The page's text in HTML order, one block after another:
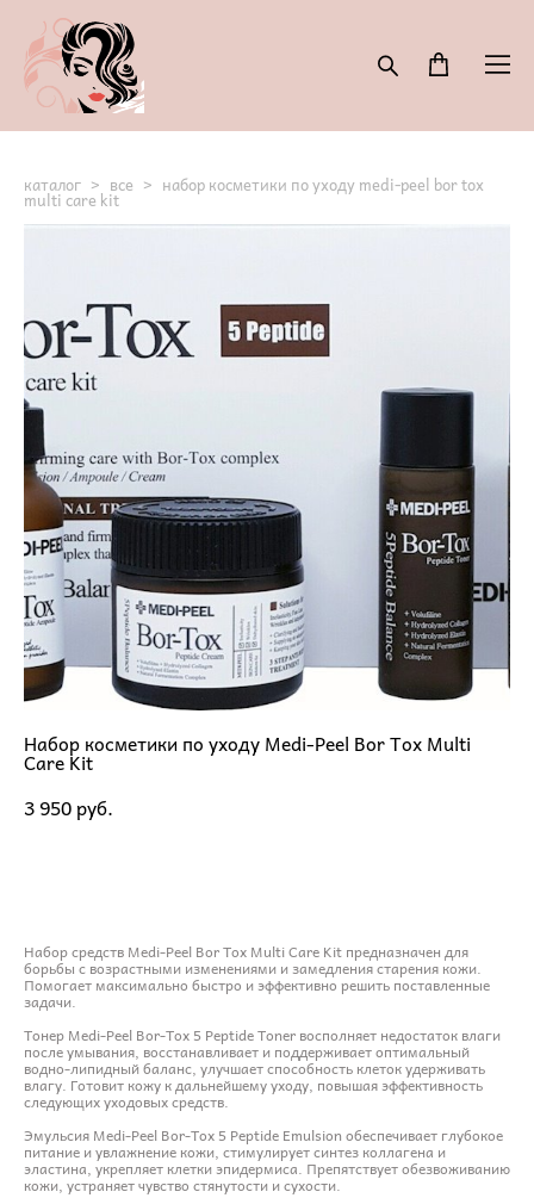
каталог > все > набор косметики по уходу medi-peel bor tox
multi care kit
Набор косметики по уходу Medi-Peel Bor Tox Multi
Care Kit
3 950 pуб.
Набор средств Medi-Peel Bor Tox Multi Care Kit предназначен для
борьбы с возрастными изменениями и замедления старения кожи.
Помогает максимально быстро и эффективно решить поставленные
задачи.
Тонер Medi-Peel Bor-Tox 5 Peptide Toner восполняет недостаток влаги
после умывания, восстанавливает и поддерживает оптимальный
водно-липидный баланс, улучшает способность клеток удерживать
влагу. Готовит кожу к дальнейшему уходу, повышая эффективность
следующих уходовых средств.
Эмульсия Medi-Peel Bor-Tox 5 Peptide Emulsion обеспечивает глубокое
питание и увлажнение кожи, стимулирует синтез коллагена и
эластина, укрепляет клетки эпидермиса. Препятствует обезвоживанию
кожи, устраняет чувство стянутости и сухости.